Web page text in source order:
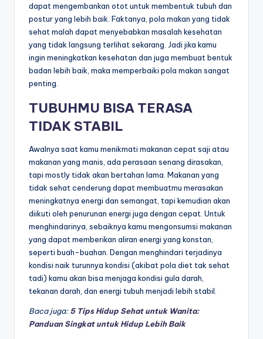
dapat mengembankan otot untuk membentuk tubuh dan
postur yang lebih baik. Faktanya, pola makan yang tidak
sehat malah dapat menyebabkan masalah kesehatan
yang tidak langsung terlihat sekarang. Jadi jika kamu
ingin meningkatkan kesehatan dan juga membuat bentuk
badan lebih baik, maka memperbaiki pola makan sangat
penting.
TUBUHMU BISA TERASA
TIDAK STABIL
Awalnya saat kamu menikmati makanan cepat saji atau
makanan yang manis, ada perasaan senang dirasakan,
tapi mostly tidak akan bertahan lama. Makanan yang
tidak sehat cenderung dapat membuatmu merasakan
meningkatnya energi dan semangat, tapi kemudian akan
diikuti oleh penurunan energi juga dengan cepat. Untuk
menghindarinya, sebaiknya kamu mengonsumsi makanan
yang dapat memberikan aliran energi yang konstan,
seperti buah-buahan. Dengan menghindari terjadinya
kondisi naik turunnya kondisi (akibat pola diet tak sehat
tadi) kamu akan bisa menjaga kondisi gula darah,
tekanan darah, dan energi tubuh menjadi lebih stabil.
Baca juga:5 Tips Hidup Sehat untuk Wanita:
Panduan Singkat untuk Hidup Lebih Baik